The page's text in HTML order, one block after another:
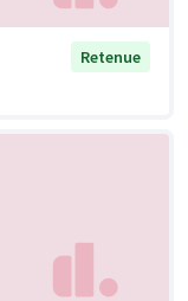
Retenue